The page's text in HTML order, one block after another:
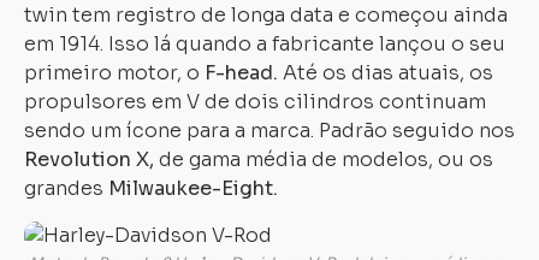
twin tem registro de longa data e começou ainda
em 1914. Isso lá quando a fabricante lançou o seu
primeiro motor, o F-head. Até os dias atuais, os
propulsores em V de dois cilindros continuam
sendo um ícone para a marca. Padrão seguido nos
Revolution X, de gama média de modelos, ou os
grandes Milwaukee-Eight.